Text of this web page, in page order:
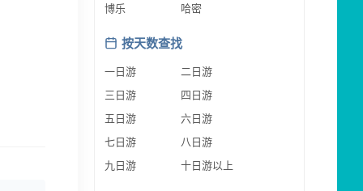
博乐
哈密
按天数查找
一日游
二日游
三日游
四日游
五日游
六日游
七日游
八日游
九日游
十日游以上